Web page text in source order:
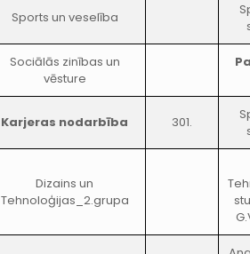
Sports un veselība
Sociālās zinības un
vēsture
Karjeras nodarbība 301.
Dizains un
Tehnoloģijas_2.grupa